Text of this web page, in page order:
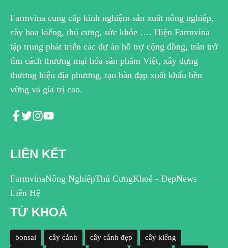
Farmvina cung cấp kinh nghiệm sản xuất nông nghiệp,
cây hoa kiểng, thú cưng, sức khỏe …. Hiện Farmvina
tập trung phát triển các dự án hỗ trợ cộng đồng, trăn trở
tìm cách thương mại hóa sản phẩm Việt, xây dựng
thương hiệu địa phương, tạo bàn đạp xuất khẩu bền
vững và giá trị cao.
LIÊN KẾT
FarmvinaNông NghiệpThú CưngKhoẻ - ĐẹpNews
Liên Hệ
TỪ KHOÁ
bonsai cây cảnh cây cảnh đẹp
cây kiểng